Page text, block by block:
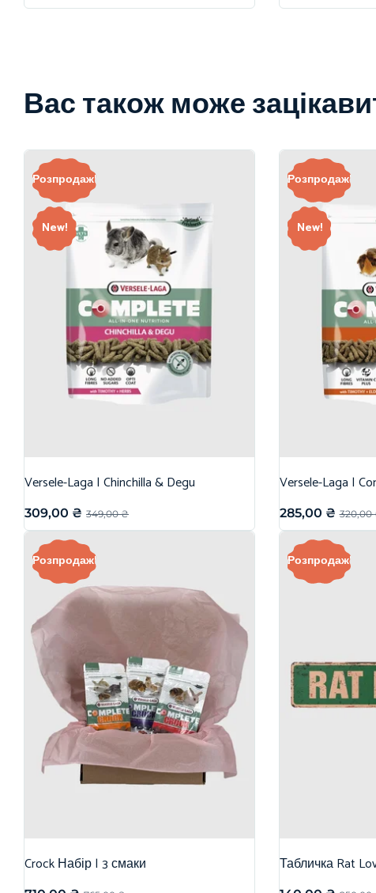
Вас також може
New!
Розпродаж!
Versele-Laga | Chinchilla & Degu
349,00₴
309,00 ₴
New!
Розпродаж!
Versele-Laga |
320,00
285,00 ₴
Розпродаж!
Crock Набір | 3 смаки
Розпродаж!
Табличка Rat